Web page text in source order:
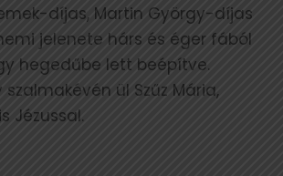
díjas, Martin György-díjas
jelenete hárs és éger fából
hegedűbe lett beépítve.
szalmakévén ül Szűz Mária,
Jézussal.